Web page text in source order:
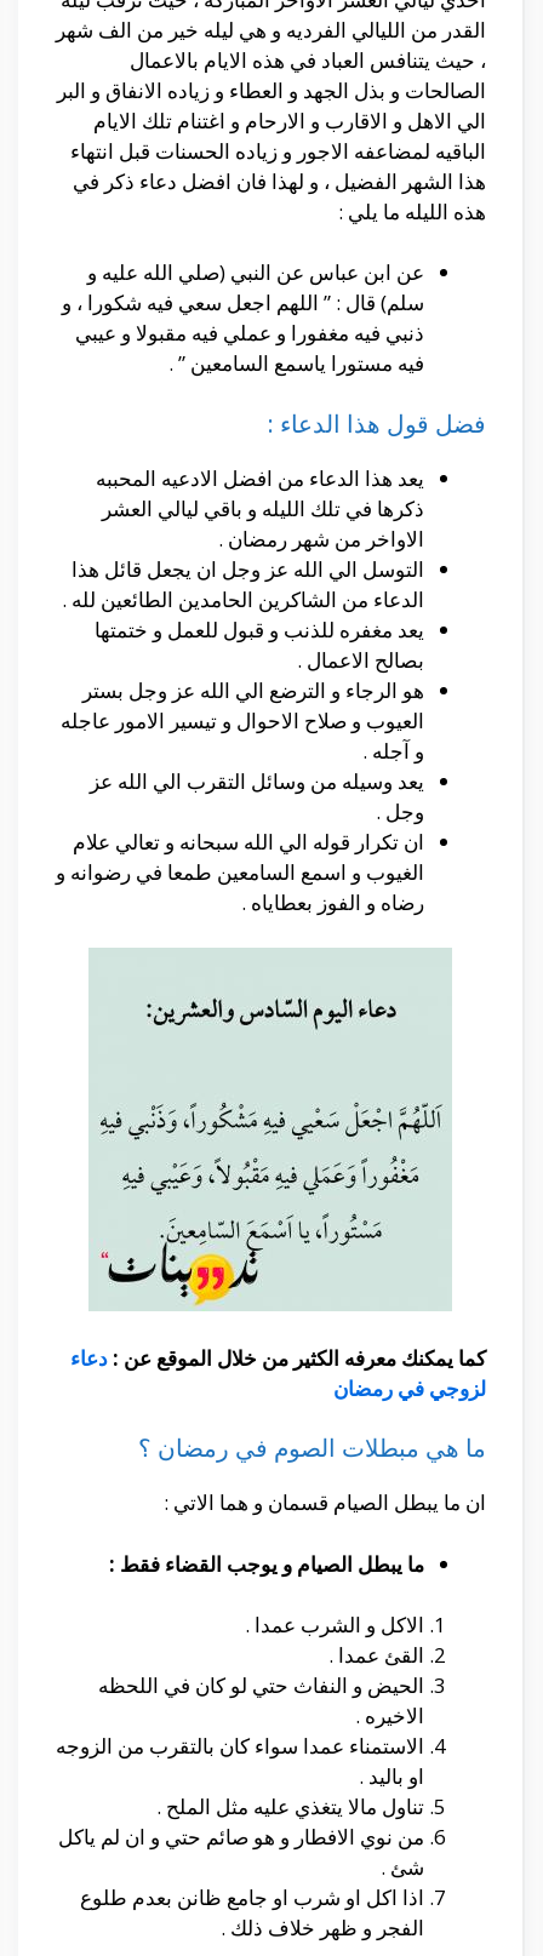
القدر من الليالي الفرديه و هي ليله خير من الف شهر
، حيث يتنافس العباد في هذه الايام بالاعمال
الصالحات و بذل الجهد و العطاء و زياده الانفاق و البر
الي الاهل و الاقارب و الارحام و اغتنام تلك الايام
الباقيه لمضاعفه الاجور و زياده الحسنات قبل انتهاء
هذا الشهر الفضيل ، و لهذا فان افضل دعاء ذكر في
هذه الليله ما يلي :
عن ابن عباس عن النبي (صلي الله عليه و
سلم) قال : ” اللهم اجعل سعي فيه شكورا ، و
ذنبي فيه مغفورا و عملي فيه مقبولا و عيبي
فيه مستورا ياسمع السامعين ” .
فضل قول هذا الدعاء :
يعد هذا الدعاء من افضل الادعيه المحببه
ذكرها في تلك الليله و باقي ليالي العشر
الاواخر من شهر رمضان .
التوسل الي الله عز وجل ان يجعل قائل هذا
الدعاء من الشاكرين الحامدين الطائعين لله .
يعد مغفره للذنب و قبول للعمل و ختمتها
بصالح الاعمال .
هو الرجاء و الترضع الي الله عز وجل بستر
العيوب و صلاح الاحوال و تيسير الامور عاجله
و آجله .
يعد وسيله من وسائل التقرب الي الله عز
وجل .
ان تكرار قوله الي الله سبحانه و تعالي علام
الغيوب و اسمع السامعين طمعا في رضوانه و
رضاه و الفوز بعطاياه .
كما يمكنك معرفه الكثير من خلال الموقع عن : دعاء
لزوجي في رمضان
ما هي مبطلات الصوم في رمضان ؟
ان ما يبطل الصيام قسمان و هما الاتي :
ما يبطل الصيام و يوجب القضاء فقط :
الاكل و الشرب عمدا .
القئ عمدا .
الحيض و النفاث حتي لو كان في اللحظه
الاخيره .
الاستمناء عمدا سواء كان بالتقرب من الزوجه
او باليد .
تناول مالا يتغذي عليه مثل الملح .
من نوي الافطار و هو صائم حتي و ان لم ياكل
شئ .
اذا اكل او شرب او جامع ظانن بعدم طلوع
الفجر و ظهر خلاف ذلك .